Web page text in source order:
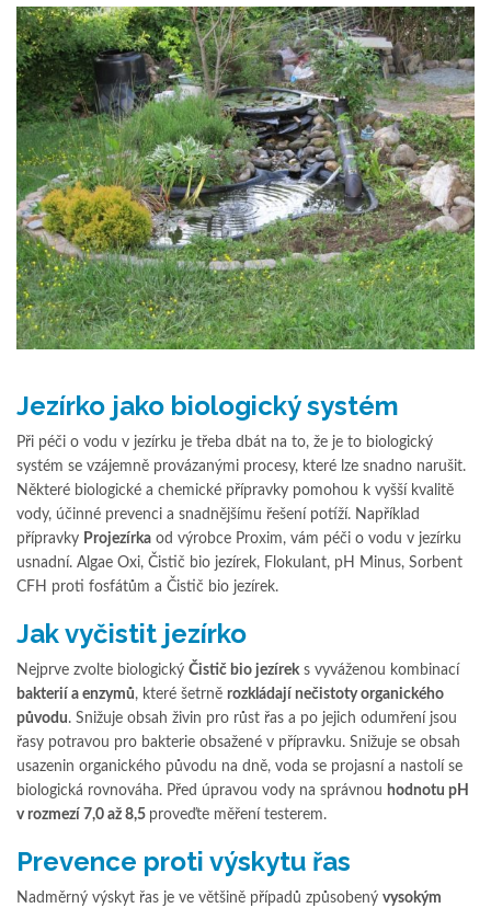
Jezírko jako biologický systém
Při péči o vodu v jezírku je třeba dbát na to, že je to biologický
systém se vzájemně provázanými procesy, které lze snadno narušit.
Některé biologické a chemické přípravky pomohou k vyšší kvalitě
vody, účinné prevenci a snadnějšímu řešení potíží. Například
přípravky Projezírka od výrobce Proxim, vám péči o vodu v jezírku
usnadní. Algae Oxi, Čistič bio jezírek, Flokulant, pH Minus, Sorbent
CFH proti fosfátům a Čistič bio jezírek.
Jak vyčistit jezírko
Nejprve zvolte biologický Čistič bio jezíreks vyváženou kombinací
bakterií a enzymů, které šetrně rozkládají nečistoty organického
původu. Snižuje obsah živin pro růst řas a po jejich odumření jsou
řasy potravou pro bakterie obsažené v přípravku. Snižuje se obsah
usazenin organického původu na dně, voda se projasní a nastolí se
biologická rovnováha. Před úpravou vody na správnou hodnotu pH
v rozmezí 7,0 až 8,5 proveďte měření testerem.
Prevence proti výskytu řas
Nadměrný výskyt řas je ve většině případů způsobený vysokým